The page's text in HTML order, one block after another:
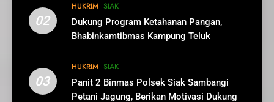
Siak Mengucapkan Tahniah
Hari Jadi Kabupaten Siak Ke-
25 Tahun
IKLAN
Hari Jadi Kabupaten Siak ke-
25 Tahun
02
HUKRIM SIAK
Dukung Program Ketahanan Pangan,
Bhabinkamtibmas Kampung Teluk
Merempan Tinjau Tanaman Jagung Waga
03
HUKRIM SIAK
Panit 2 Binmas Polsek Siak Sambangi
Petani Jagung, Berikan Motivasi Dukung
Pemkab Siak Manfaatkan
Lahan Tidur Jadi Produktif
Warga
INFOTORIAL PEMKAB SIAK SIAK
2
Bupati Siak Dorong KITB